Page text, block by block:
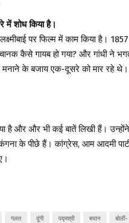
में शोध किया है।
पर फिल्म में काम किया है।
कैसे गायब हो गया? और गांधी ने
मनाने के बजाय एक-दूसरे को मार रहे
है और और भी कई बातें लिखी हैं।
के पीछे हैं। कांग्रेस, आम आदमी
गलत दूंगी पद्मश्री बयान बोलीं-